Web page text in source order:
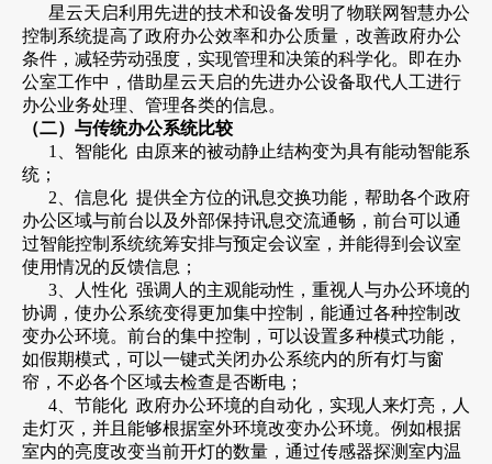
星云天启利用先进的技术和设备发明了物联网智慧办公
控制系统提高了政府办公效率和办公质量，改善政府办公
条件，减轻劳动强度，实现管理和决策的科学化。即在办
公室工作中，借助星云天启的先进办公设备取代人工进行
办公业务处理、管理各类的信息。
（二）与传统办公系统比较
1、智能化 由原来的被动静止结构变为具有能动智能系
统；
2、信息化 提供全方位的讯息交换功能，帮助各个政府
办公区域与前台以及外部保持讯息交流通畅，前台可以通
过智能控制系统统筹安排与预定会议室，并能得到会议室
使用情况的反馈信息；
3、人性化 强调人的主观能动性，重视人与办公环境的
协调，使办公系统变得更加集中控制，能通过各种控制改
变办公环境。前台的集中控制，可以设置多种模式功能，
如假期模式，可以一键式关闭办公系统内的所有灯与窗
帘，不必各个区域去检查是否断电；
4、节能化 政府办公环境的自动化，实现人来灯亮，人
走灯灭，并且能够根据室外环境改变办公环境。例如根据
室内的亮度改变当前开灯的数量，通过传感器探测室内温